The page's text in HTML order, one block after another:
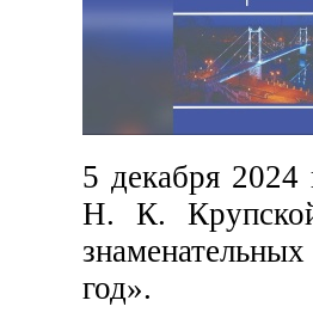
5 декабря 2024
Н. К. Крупской
год».